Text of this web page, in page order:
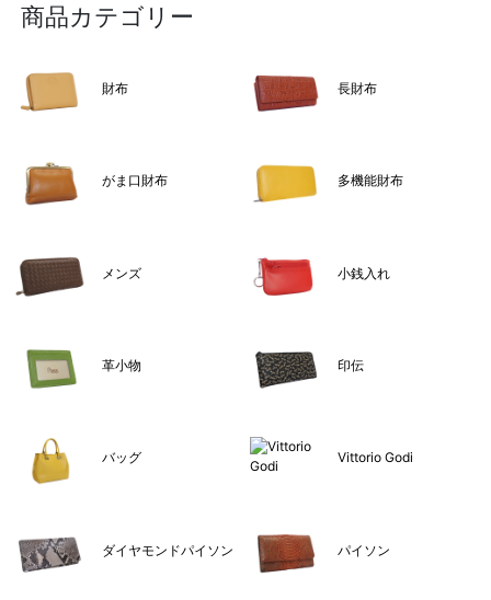
商品カテゴリー
財布 長財布
がま口財布 多機能財布
メンズ 小銭入れ
革小物 印伝
バッグ Vittorio Godi
ダイヤモンドパイソン パイソン